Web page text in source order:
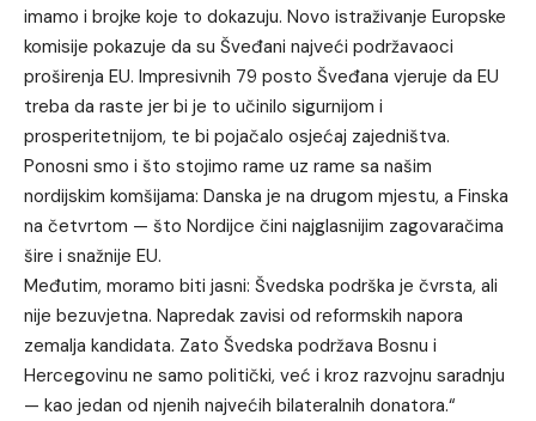
imamo i brojke koje to dokazuju. Novo istraživanje Europske
komisije pokazuje da su Šveđani najveći podržavaoci
proširenja EU. Impresivnih 79 posto Šveđana vjeruje da EU
treba da raste jer bi je to učinilo sigurnijom i
prosperitetnijom, te bi pojačalo osjećaj zajedništva.
Ponosni smo i što stojimo rame uz rame sa našim
nordijskim komšijama: Danska je na drugom mjestu, a Finska
na četvrtom — što Nordijce čini najglasnijim zagovaračima
šire i snažnije EU.
Međutim, moramo biti jasni: Švedska podrška je čvrsta, ali
nije bezuvjetna. Napredak zavisi od reformskih napora
zemalja kandidata. Zato Švedska podržava Bosnu i
Hercegovinu ne samo politički, već i kroz razvojnu saradnju
— kao jedan od njenih najvećih bilateralnih donatora.“